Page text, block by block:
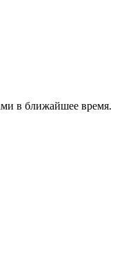
в ближайшее время.